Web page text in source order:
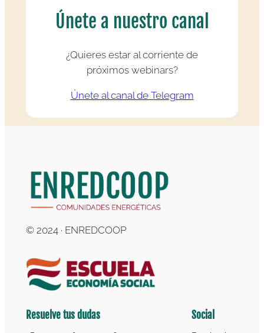
Únete a nuestro canal
¿Quieres estar al corriente de
próximos webinars?
Únete al canal de Telegram
© 2024 · ENREDCOOP
Resuelve tus dudas Social